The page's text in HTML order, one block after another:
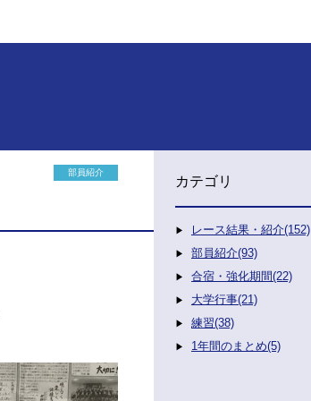
部員紹介
カテゴリ
レース結果・紹介(152)
部員紹介(93)
合宿・強化期間(22)
大学行事(21)
練習(38)
1年間のまとめ(5)